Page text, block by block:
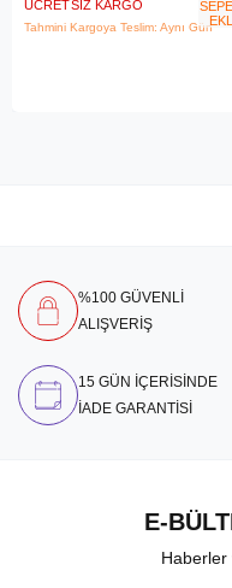
ÜCRETSIZ KARGO
Tahmini Kargoya Teslim: Aynı Gün
%100 GÜVENLİ
ALIŞVERİŞ
15 GÜN İÇERİSİNDE
İADE GARANTİSİ
E-
Haberler